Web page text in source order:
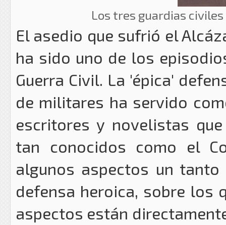
Los tres guardias
El asedio que sufrió el
ha sido uno de los
Guerra Civil. La 'épica'
de militares ha servido
escritores y novelistas
tan conocidos como el
algunos aspectos un
defensa heroica, sobre los
aspectos están